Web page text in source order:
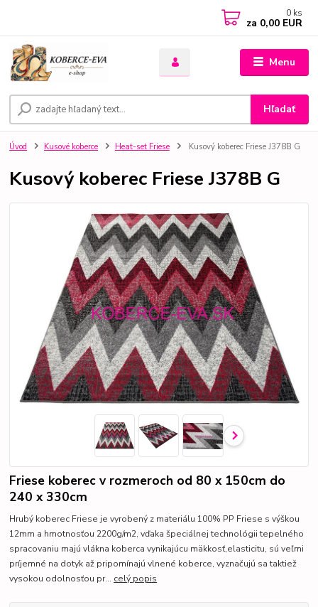
Menu
Hľadať
0 ks
za 0,00 EUR
Úvod Kusové koberce Heat-set Friese Kusový koberec Friese J378B G
Kusový koberec Friese J378B G
Friese koberec v rozmeroch od 80 x 150cm do
240 x 330cm
Hrubý koberec Friese je vyrobený z materiálu 100% PP Friese s výškou
12mm a hmotnosťou 2200g/m2, vďaka špeciálnej technológii tepelného
spracovaniu majú vlákna koberca vynikajúcu mäkkosť,elasticitu, sú veľmi
príjemné na dotyk až pripomínajú vlnené koberce, vyznačujú sa taktiež
vysokou odolnosťou pr... celý popis